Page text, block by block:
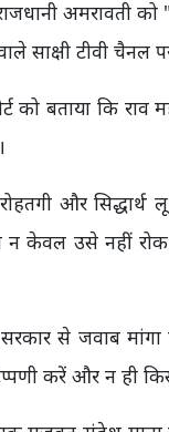
अमरावती
साक्षी टीवी चैनल
को बताया कि
और
न केवल उसे नहीं
से जवाब
करें और न ही